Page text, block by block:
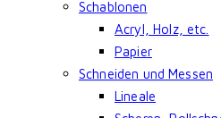
Schablonen
Acryl, Holz, etc.
Papier
Schneiden und Messen
Lineale